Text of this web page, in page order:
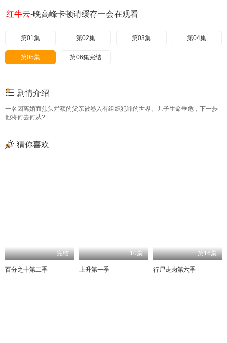
红牛云-晚高峰卡顿请缓存一会在观看
第01集 第02集 第03集 第04集
第05集 第06集完结
剧情介绍
一名因离婚而焦头烂额的父亲被卷入有组织犯罪的世界。儿子生命垂危，下一步
他将何去何从?
猜你喜欢
完结
百分之十第二季
10集
上升第一季
第16集
行尸走肉第六季